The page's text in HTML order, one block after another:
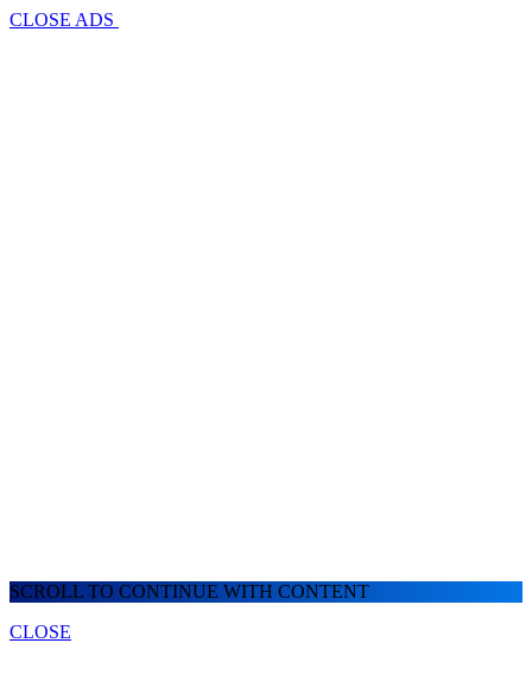
CLOSE ADS
SCROLL TO CONTINUE WITH CONTENT
CLOSE